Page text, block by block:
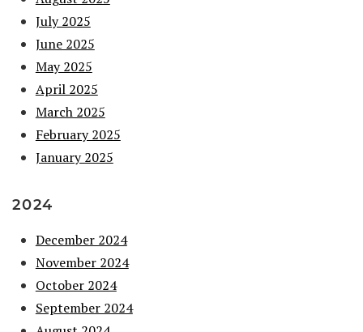
July 2025
June 2025
May 2025
April 2025
March 2025
February 2025
January 2025
2024
December 2024
November 2024
October 2024
September 2024